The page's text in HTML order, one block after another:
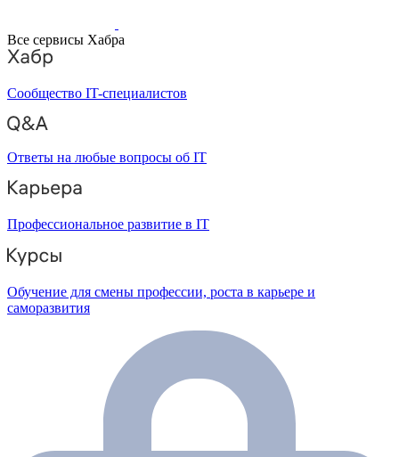
Все сервисы Хабра
Сообщество IT-специалистов
Ответы на любые вопросы об IT
Профессиональное развитие в IT
Обучение для смены профессии, роста в карьере и
саморазвития